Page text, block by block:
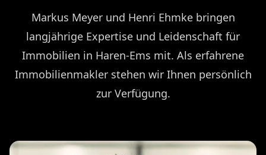
Markus Meyer und Henri Ehmke bringen
langjährige Expertise und Leidenschaft für
Immobilien in Haren-Ems mit. Als erfahrene
Immobilienmakler stehen wir Ihnen persönlich
zur Verfügung.